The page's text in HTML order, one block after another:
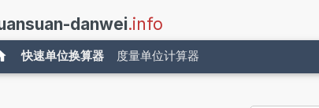
danwei.info
快速单位换算器 度量单位计算器